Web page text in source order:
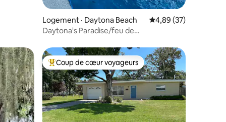
Logement · Daytona Beach Note moyenne de
4,89 (37)
Daytona's Paradise/feu de
bain
plus aimés Coup de cœur voyageurs parmi les plus aimés
Coup de cœur voyageurs